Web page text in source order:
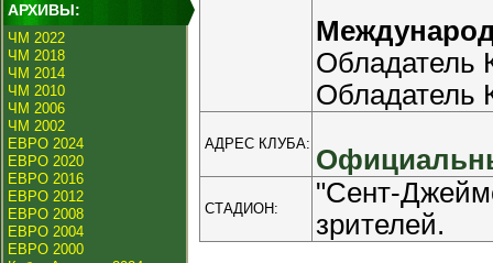
АРХИВЫ:
ЧМ 2022
ЧМ 2018
ЧМ 2014
ЧМ 2010
ЧМ 2006
ЧМ 2002
ЕВРО 2024
ЕВРО 2020
ЕВРО 2016
ЕВРО 2012
ЕВРО 2008
ЕВРО 2004
ЕВРО 2000
Обладатель
Обладатель
АДРЕС КЛУБА:
СТАДИОН:
"Сент-
зрителей.